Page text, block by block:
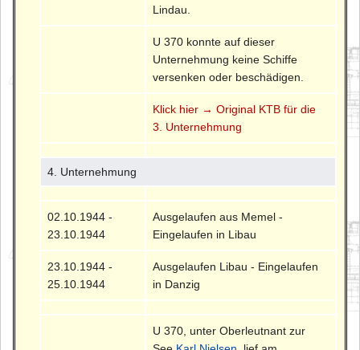
Lindau.
U 370 konnte auf dieser
Unternehmung keine Schiffe
versenken oder beschädigen.
Klick hier → Original KTB für die
3. Unternehmung
4. Unternehmung
02.10.1944 -
23.10.1944
Ausgelaufen aus Memel -
Eingelaufen in Libau
23.10.1944 -
25.10.1944
Ausgelaufen Libau - Eingelaufen
in Danzig
U 370, unter Oberleutnant zur